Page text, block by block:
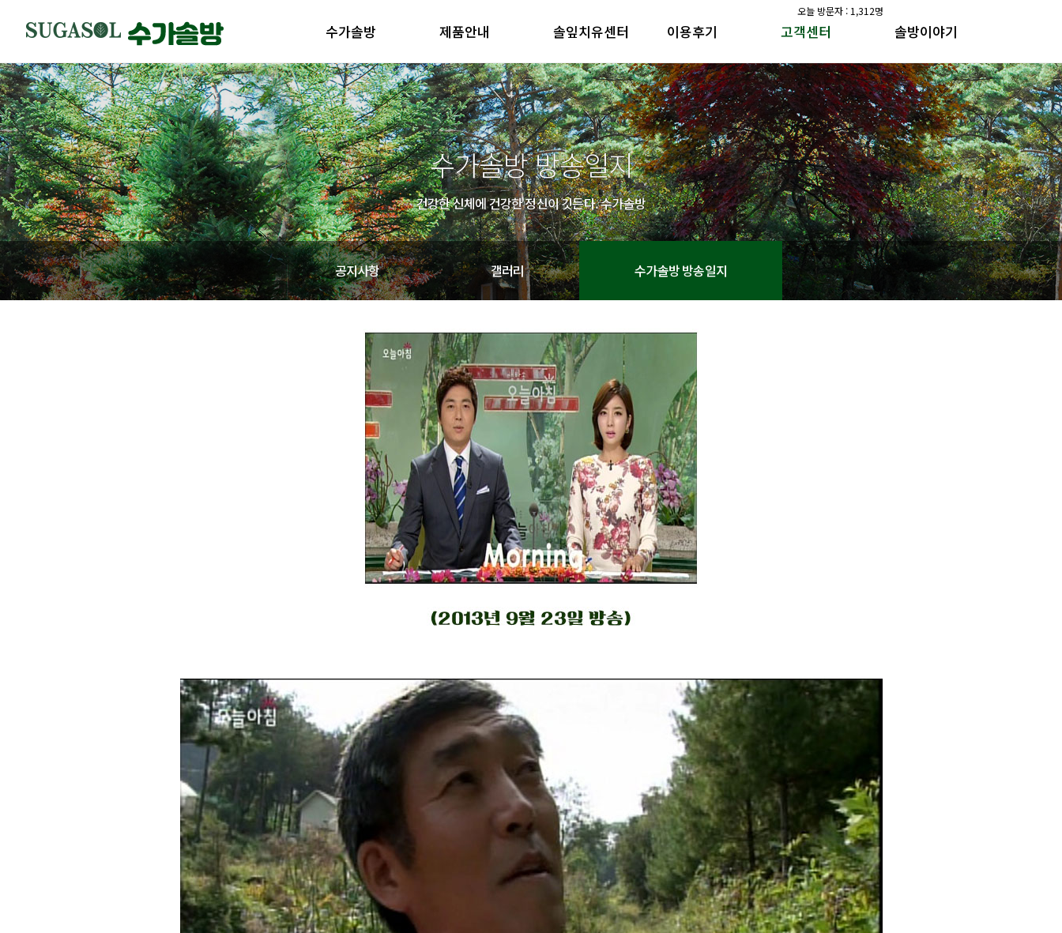
오늘 방문자 : 1,312명
수가솔방 제품안내 솔잎치유센터 이용후기 고객센터 솔방이야기
수가솔방 소개
제품철학
제품안내
제품의 특징
솔잎치유센터 이용후기
공지사항
갤러리
수가솔방 방송일지
솔방지기 건강이야기
수가솔방 소개
제품안내
솔잎치유센터 이용후기
공지사항
수가솔방 방송일지
솔방지기 건강이야기
수가솔방 방송일지
건강한 신체에 건강한 정신이 깃든다. 수가솔방
공지사항 갤러리 수가솔방 방송일지